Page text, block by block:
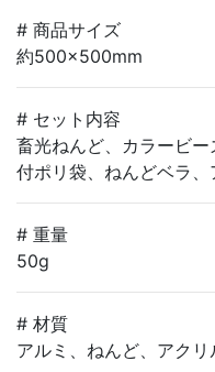
# 商品サイズ
約500×500mm
# セット内容
畜光ねんど、カラービ
付ポリ袋、ねんどベラ、
# 重量
50g
# 材質
アルミ、ねんど、アクリ